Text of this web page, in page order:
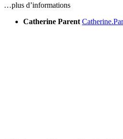
…plus d’informations
Catherine Parent